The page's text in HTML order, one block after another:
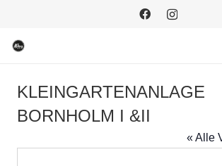
KLEINGARTENANLAGE
BORNHOLM I &II
« Alle